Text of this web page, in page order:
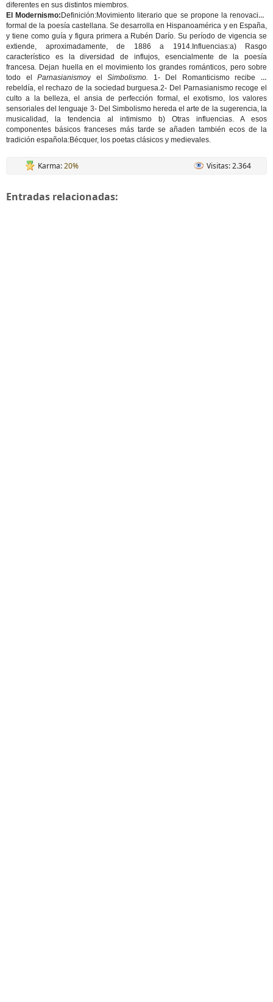
diferentes en sus distintos miembros.
El Modernismo: Definición:Movimiento literario que se propone la renovación
formal de la poesía castellana. Se desarrolla en Hispanoamérica y en España,
y tiene como guía y figura primera a Rubén Darío. Su período de vigencia se
extiende, aproximadamente, de 1886 a 1914.Influencias:a) Rasgo
característico es la diversidad de influjos, esencialmente de la poesía
francesa. Dejan huella en el movimiento los grandes románticos, pero sobre
todo elParnasianismoy elSimbolismo. 1- Del Romanticismo recibe la
rebeldía, el rechazo de la sociedad burguesa.2- Del Parnasianismo recoge el
culto a la belleza, el ansia de perfección formal, el exotismo, los valores
sensoriales del lenguaje 3- Del Simbolismo hereda el arte de la sugerencia, la
musicalidad, la tendencia al intimismo b) Otras influencias. A esos
componentes básicos franceses más tarde se añaden también ecos de la
tradición española:Bécquer, los poetas clásicos y medievales.
Karma:20% Visitas: 2.364
Entradas relacionadas: